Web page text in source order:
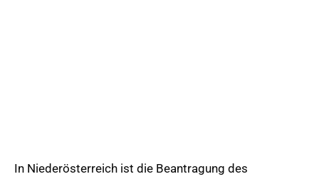
In Niederösterreich ist die Beantragung des